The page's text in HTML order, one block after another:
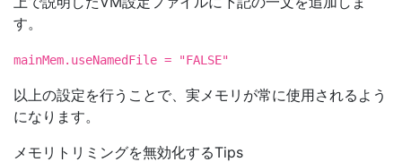
す。
mainMem.useNamedFile = "FALSE"
以上の設定を行うことで、実メモリが常に使用されるよう
になります。
メモリトリミングを無効化するTips